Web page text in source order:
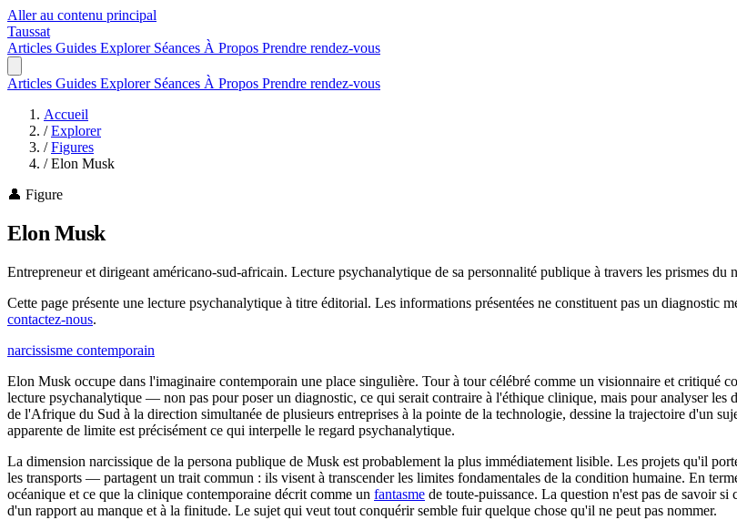
Aller au contenu principal
Taussat
Articles Guides Explorer Séances À Propos Prendre rendez-vous
Articles Guides Explorer Séances À Propos Prendre rendez-vous
Accueil
/ Explorer
/ Figures
/ Elon Musk
👤 Figure
Elon Musk
Entrepreneur et dirigeant américano-sud-africain. Lecture psychanalytique de sa personnalité publique à travers les prismes du
Cette page présente une lecture psychanalytique à titre éditorial. Les informations présentées ne constituent pas un diagnostic
contactez-nous.
narcissisme contemporain
Elon Musk occupe dans l'imaginaire contemporain une place singulière. Tour à tour célébré comme un visionnaire et critiqué
lecture psychanalytique — non pas pour poser un diagnostic, ce qui serait contraire à l'éthique clinique, mais pour analyser
de l'Afrique du Sud à la direction simultanée de plusieurs entreprises à la pointe de la technologie, dessine la trajectoire d'un
apparente de limite est précisément ce qui interpelle le regard psychanalytique.
La dimension narcissique de la persona publique de Musk est probablement la plus immédiatement lisible. Les projets qu'il
les transports — partagent un trait commun : ils visent à transcender les limites fondamentales de la condition humaine. En
océanique et ce que la clinique contemporaine décrit comme un fantasme de toute-puissance. La question n'est pas de savoir
d'un rapport au manque et à la finitude. Le sujet qui veut tout conquérir semble fuir quelque chose qu'il ne peut pas nommer.